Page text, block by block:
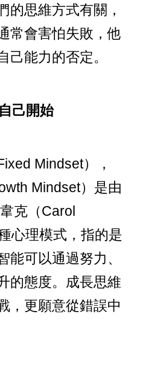
的思維方式有關，
常會害怕失敗，他
己能力的否定。
己開始
Mindset），
Mindset）是由
克（Carol
心理模式，指的是
能可以通過努力、
的態度。成長思維
，更願意從錯誤中